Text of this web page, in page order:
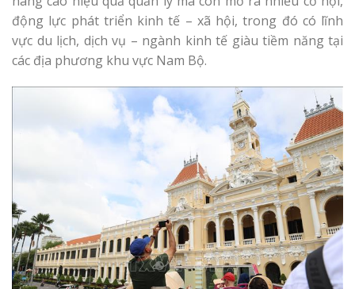
động lực phát triển kinh tế – xã hội, trong đó có lĩnh
vực du lịch, dịch vụ – ngành kinh tế giàu tiềm năng tại
các địa phương khu vực Nam Bộ.